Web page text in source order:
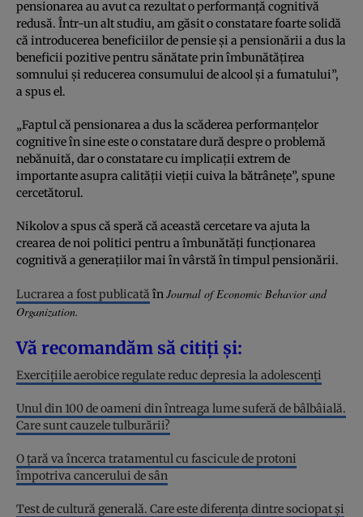
pensionarea au avut ca rezultat o performanță cognitivă
redusă. Într-un alt studiu, am găsit o constatare foarte solidă
că introducerea beneficiilor de pensie și a pensionării a dus la
beneficii pozitive pentru sănătate prin îmbunătățirea
somnului și reducerea consumului de alcool și a fumatului”,
a spus el.
„Faptul că pensionarea a dus la scăderea performanțelor
cognitive în sine este o constatare dură despre o problemă
nebănuită, dar o constatare cu implicații extrem de
importante asupra calității vieții cuiva la bătrânețe”, spune
cercetătorul.
Nikolov a spus că speră că această cercetare va ajuta la
crearea de noi politici pentru a îmbunătăți funcționarea
cognitivă a generațiilor mai în vârstă în timpul pensionării.
Lucrarea a fost publicată înJournal of Economic Behavior and
Organization.
Vă recomandăm să citiți și:
Exercițiile aerobice regulate reduc depresia la adolescenți
Unul din 100 de oameni din întreaga lume suferă de bâlbâială.
Care sunt cauzele tulburării?
O țară va încerca tratamentul cu fascicule de protoni
împotriva cancerului de sân
Test de cultură generală. Care este diferența dintre sociopat și